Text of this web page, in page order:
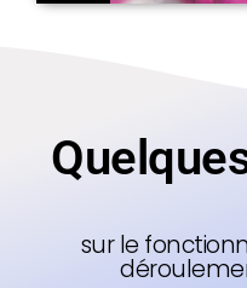
sur le